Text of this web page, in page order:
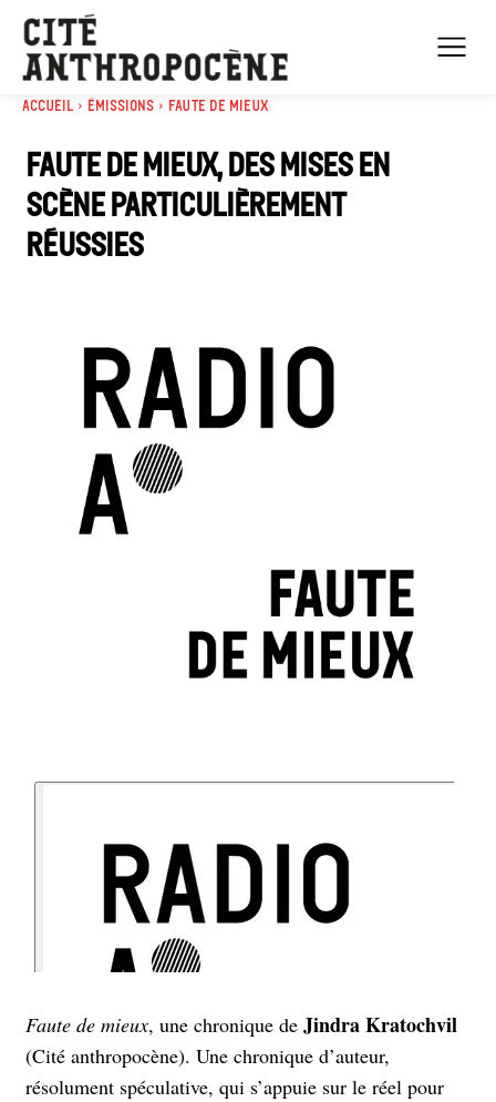
Accueil Émissions Faute de mieux
Faute de mieux, des mises en
scène particulièrement
réussies
Faute de mieux, une chronique de Jindra Kratochvil
(Cité anthropocène). Une chronique d’auteur,
résolument spéculative, qui s’appuie sur le réel pour